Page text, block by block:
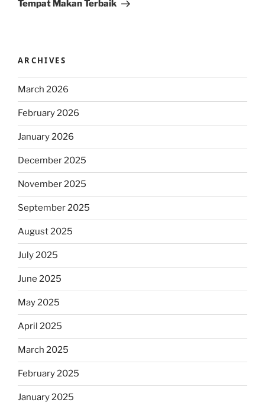
Tempat Makan Terbaik
ARCHIVES
March 2026
February 2026
January 2026
December 2025
November 2025
September 2025
August 2025
July 2025
June 2025
May 2025
April 2025
March 2025
February 2025
January 2025